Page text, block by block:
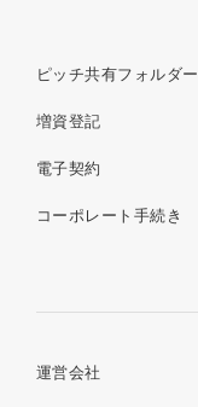
ピッチ共有フォルダー
増資登記
電子契約
コーポレート手続き
運営会社